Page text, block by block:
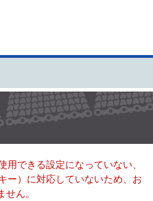
できる設定になっていない、
ー）に対応していないため、お
ん。